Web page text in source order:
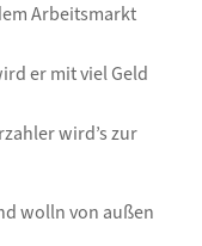
Arbeitsmarkt
er mit viel Geld
wird’s zur
wolln von außen